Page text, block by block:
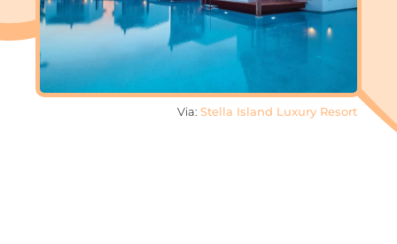
Via: Stella Island Luxury Resort